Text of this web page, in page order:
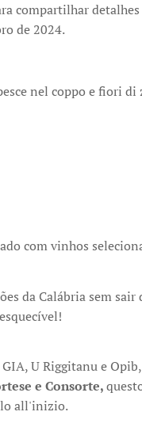
compartilhar detalhes
de 2024.
nel coppo e fiori
com vinhos
da Calábria sem
U Riggitanu e
e Consorte,
all'inizio.